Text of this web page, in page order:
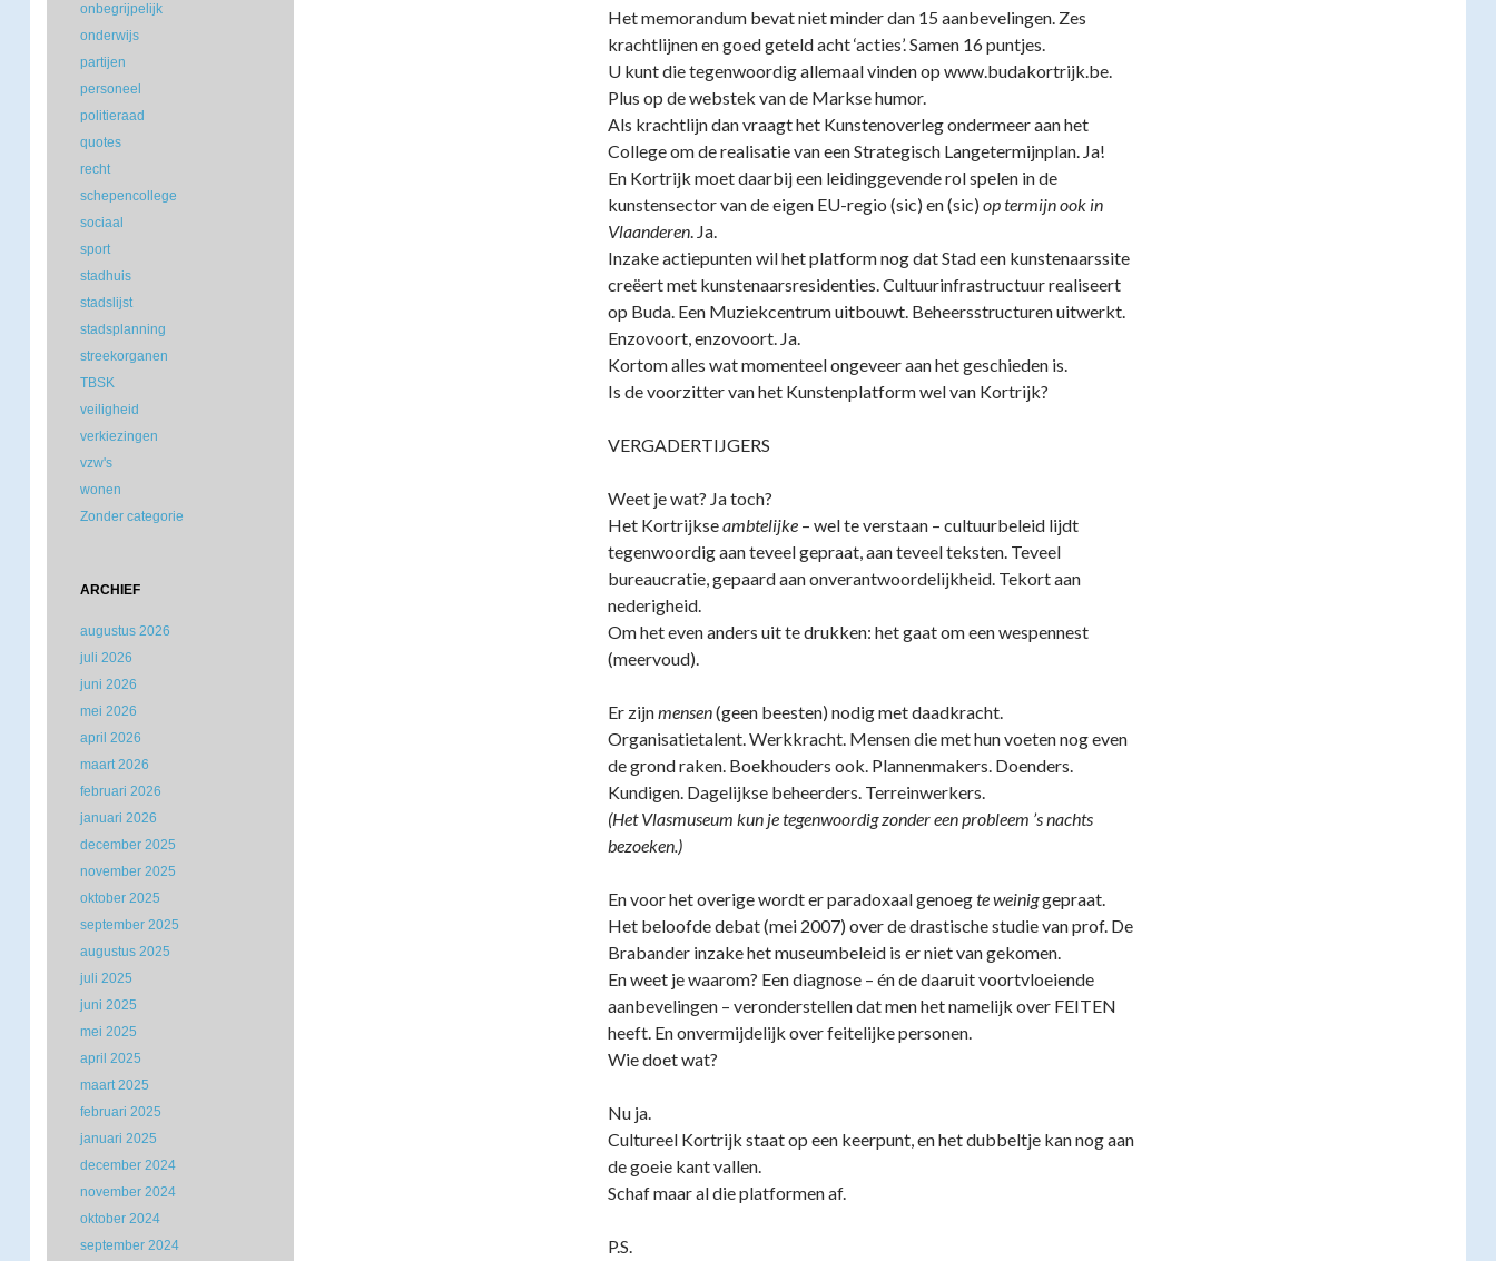
Het memorandum bevat niet minder dan 15 aanbevelingen. Zes
krachtlijnen en goed geteld acht ‘acties’. Samen 16 puntjes.
U kunt die tegenwoordig allemaal vinden op www.budakortrijk.be.
Plus op de webstek van de Markse humor.
Als krachtlijn dan vraagt het Kunstenoverleg ondermeer aan het
College om de realisatie van een Strategisch Langetermijnplan. Ja!
En Kortrijk moet daarbij een leidinggevende rol spelen in de
kunstensector van de eigen EU-regio (sic) en (sic) op termijn ook in
Vlaanderen. Ja.
Inzake actiepunten wil het platform nog dat Stad een kunstenaarssite
creëert met kunstenaarsresidenties. Cultuurinfrastructuur realiseert
op Buda. Een Muziekcentrum uitbouwt. Beheersstructuren uitwerkt.
Enzovoort, enzovoort. Ja.
Kortom alles wat momenteel ongeveer aan het geschieden is.
Is de voorzitter van het Kunstenplatform wel van Kortrijk?
VERGADERTIJGERS
Weet je wat? Ja toch?
Het Kortrijkseambtelijke – wel te verstaan – cultuurbeleid lijdt
tegenwoordig aan teveel gepraat, aan teveel teksten. Teveel
bureaucratie, gepaard aan onverantwoordelijkheid. Tekort aan
nederigheid.
Om het even anders uit te drukken: het gaat om een wespennest
(meervoud).
Er zijnmensen(geen beesten) nodig met daadkracht.
Organisatietalent. Werkkracht. Mensen die met hun voeten nog even
de grond raken. Boekhouders ook. Plannenmakers. Doenders.
Kundigen. Dagelijkse beheerders. Terreinwerkers.
(Het Vlasmuseum kun je tegenwoordig zonder een probleem ’s nachts
bezoeken.)
En voor het overige wordt er paradoxaal genoegte weiniggepraat.
Het beloofde debat (mei 2007) over de drastische studie van prof. De
Brabander inzake het museumbeleid is er niet van gekomen.
En weet je waarom? Een diagnose – én de daaruit voortvloeiende
aanbevelingen – veronderstellen dat men het namelijk over FEITEN
heeft. En onvermijdelijk over feitelijke personen.
Wie doet wat?
Nu ja.
Cultureel Kortrijk staat op een keerpunt, en het dubbeltje kan nog aan
de goeie kant vallen.
Schaf maar al die platformen af.
P.S.
onbegrijpelijk
onderwijs
partijen
personeel
politieraad
quotes
recht
schepencollege
sociaal
sport
stadhuis
stadslijst
stadsplanning
streekorganen
TBSK
veiligheid
verkiezingen
vzw's
wonen
Zonder categorie
ARCHIEF
augustus 2026
juli 2026
juni 2026
mei 2026
april 2026
maart 2026
februari 2026
januari 2026
december 2025
november 2025
oktober 2025
september 2025
augustus 2025
juli 2025
juni 2025
mei 2025
april 2025
maart 2025
februari 2025
januari 2025
december 2024
november 2024
oktober 2024
september 2024